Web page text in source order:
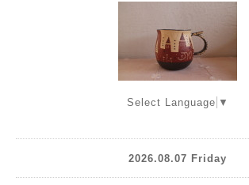
Select Language ▼
2026.08.07 Friday